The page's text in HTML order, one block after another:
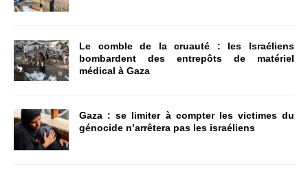
Le comble de la cruauté : les Israéliens
bombardent des entrepôts de matériel
médical à Gaza
Gaza : se limiter à compter les victimes du
génocide n’arrêtera pas les israéliens